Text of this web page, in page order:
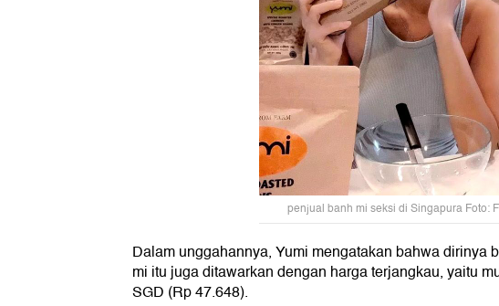
penjual banh mi seksi di Singapura Foto:
Dalam unggahannya, Yumi mengatakan bahwa dirinya
mi itu juga ditawarkan dengan harga terjangkau, yaitu
SGD (Rp 47.648).